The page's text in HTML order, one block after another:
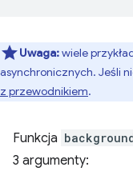
Uwaga:wiele
asynchronicznych. Jeśli
z przewodnikiem.
Funkcja
3 argumenty: